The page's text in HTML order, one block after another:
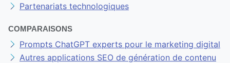
Partenariats technologiques
COMPARAISONS
Prompts ChatGPT experts pour le marketing digital
Autres applications SEO de génération de contenu